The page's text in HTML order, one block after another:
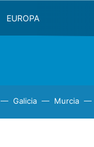
EUROPA
Galicia Murcia